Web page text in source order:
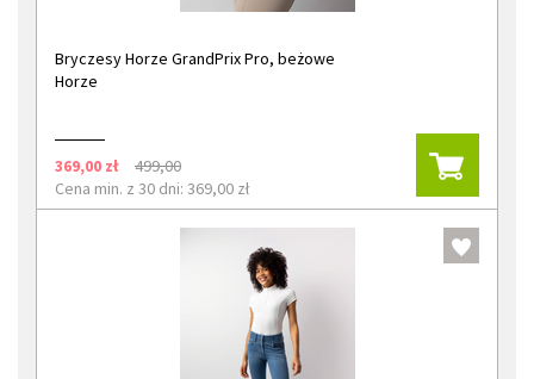
Bryczesy Horze GrandPrix Pro, beżowe
Horze
369,00 zł
499,00
Cena min. z 30 dni: 369,00 zł